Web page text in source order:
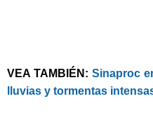
VEA TAMBIÉN: Sinaproc
lluvias y tormentas